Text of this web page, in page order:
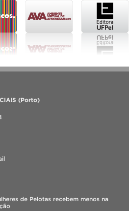
(Porto)
de Pelotas recebem menos na